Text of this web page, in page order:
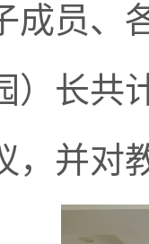
成员、
）长共
，并对